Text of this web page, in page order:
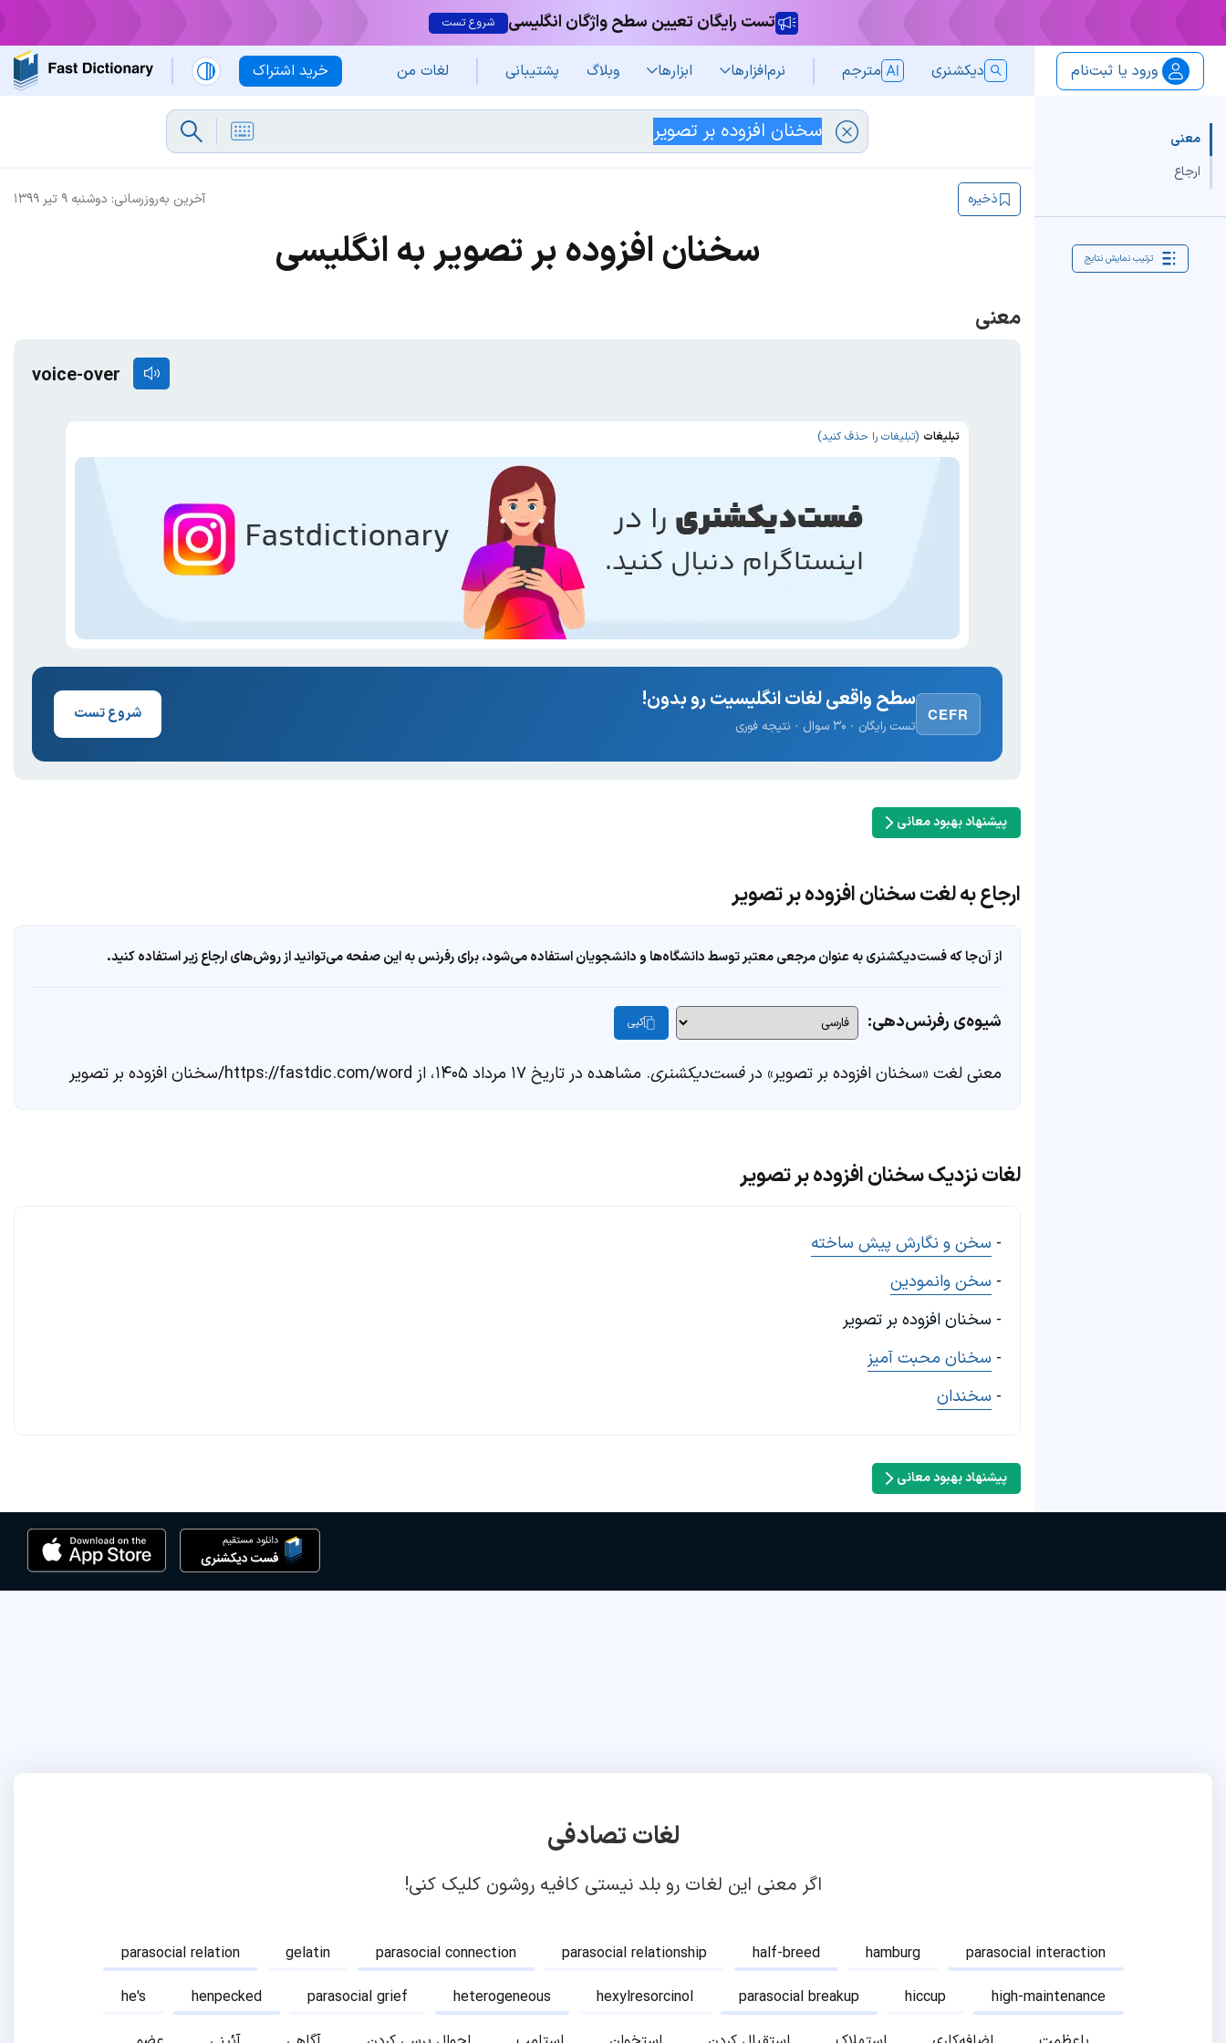
تست رایگان تعیین سطح واژگان انگلیسی شروع تست
خرید اشتراک ورود یا ثبت‌نام دیکشنری مترجم نرم‌افزار‌ها ابزارها وبلاگ پشتیبانی لغات من
معنی
ارجاع
ترتیب نمایش نتایج
آخرین به‌روزرسانی: دوشنبه ۹ تیر ۱۳۹۹ ذخیره
سخنان افزوده بر تصویر به انگلیسی
معنی
voice-over
تبلیغات (تبلیغات را حذف کنید)
CEFR
سطح واقعی لغات انگلیسیت رو بدون!
تست رایگان · ۳۰ سوال · نتیجه فوری
شروع تست
پیشنهاد بهبود معانی
ارجاع به لغت سخنان افزوده بر تصویر
از آن‌جا که فست‌دیکشنری به عنوان مرجعی معتبر توسط دانشگاه‌ها و دانشجویان استفاده می‌شود، برای رفرنس به این صفحه می‌توانید از روش‌های ارجاع زیر استفاده کنید.
شیوه‌ی رفرنس‌دهی: کپی
معنی لغت «سخنان افزوده بر تصویر» درفست‌دیکشنری. مشاهده در تاریخ ۱۷ مرداد ۱۴۰۵، از https://fastdic.com/word/سخنان افزوده بر تصویر
لغات نزدیک سخنان افزوده بر تصویر
- سخن و نگارش پیش ساخته
- سخن وانمودین
- سخنان افزوده بر تصویر
- سخنان محبت آمیز
- سخندان
پیشنهاد بهبود معانی
لغات تصادفی
اگر معنی این لغات رو بلد نیستی کافیه روشون کلیک کنی!
parasocial relation gelatin parasocial connection parasocial relationship half-breed hamburg
parasocial interaction
he's
henpecked parasocial grief heterogeneous hexylresorcinol parasocial breakup hiccup
high-maintenance